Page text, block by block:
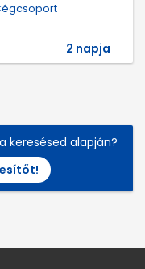
2 napja
keresésed alapján?